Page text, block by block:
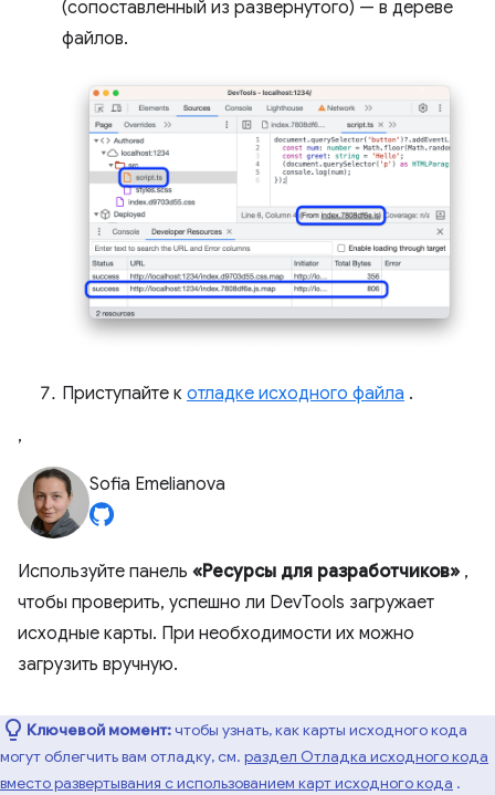
(сопоставленный из развернутого) — в дереве
файлов.
Приступайте к отладке исходного файла .
,
Sofia Emelianova
Используйте панель «Ресурсы для разработчиков» ,
чтобы проверить, успешно ли DevTools загружает
исходные карты. При необходимости их можно
загрузить вручную.
Ключевой момент:чтобы узнать, как карты исходного кода
могут облегчить вам отладку, см. раздел Отладка исходного кода
вместо развертывания с использованием карт исходного кода .